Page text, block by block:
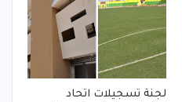
لجنة تسجيلات اتحاد